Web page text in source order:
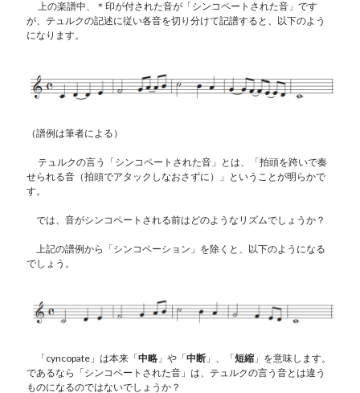
上の楽譜中、＊印が付された音が「シンコペートされた音」です
が、テュルクの記述に従い各音を切り分けて記譜すると、以下のよう
になります。
（譜例は筆者による）
テュルクの言う「シンコペートされた音」とは、「拍頭を跨いで奏
せられる音（拍頭でアタックしなおさずに）」ということが明らかで
す。
では、音がシンコペートされる前はどのようなリズムでしょうか？
上記の譜例から「シンコペーション」を除くと、以下のようになる
でしょう。
「cyncopate」は本来「中略 」や「中断 」、「短縮 」を意味します。
であるなら「シンコペートされた音」は、テュルクの言う音とは違う
ものになるのではないでしょうか？